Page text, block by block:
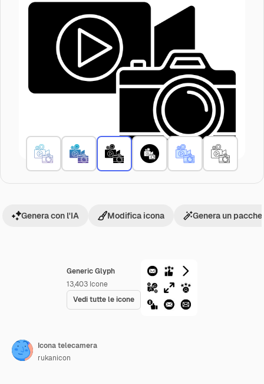
Generic Glyph
13,403 Icone
Vedi tutte le icone
Genera con l'IA Modifica icona Genera un
Icona telecamera
rukanicon